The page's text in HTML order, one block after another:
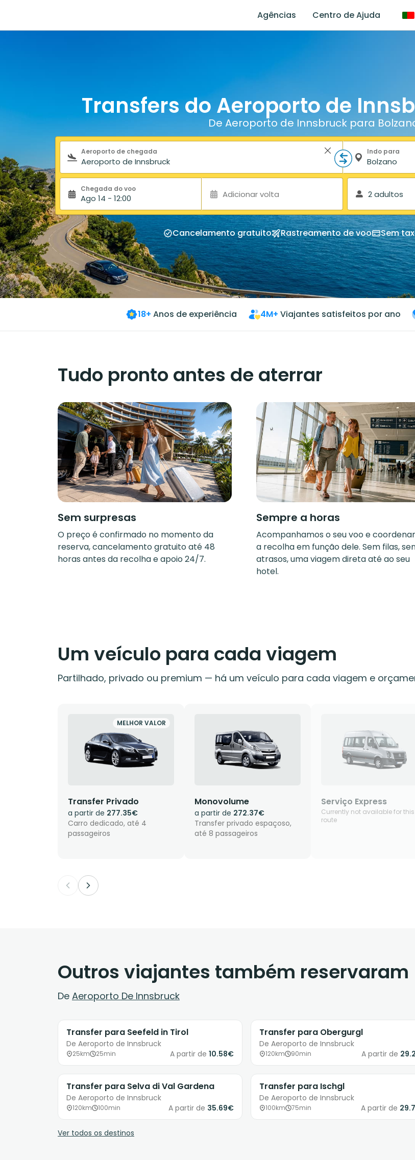
Agências Centro de Ajuda
Transfers do Aeroporto de
De Aeroporto de Innsbruck para
Formulário de pesquisa
Aeroporto de chegada Indo para
Chegada do voo
Ago 14 - 12:00 Adicionar volta 2 adultos
Cancelamento gratuito Rastreamento de voo Sem
18+ Anos de experiência 4M+ Viajantes satisfeitos por ano
Tudo pronto antes de aterrar
Sem surpresas
O preço é confirmado no momento da
reserva, cancelamento gratuito até 48
horas antes da recolha e apoio 24/7.
Sempre a horas
Acompanhamos o seu voo e
a recolha em função dele. Sem filas,
atrasos, uma viagem direta até ao seu
hotel.
Um veículo para cada viagem
Partilhado, privado ou premium — há um veículo para cada viagem e
MELHOR VALOR
Transfer Privado
a partir de 277.35€
Carro dedicado, até 4
passageiros
Monovolume
a partir de 272.37€
Transfer privado espaçoso,
até 8 passageiros
Serviço Express
Currently not available for this
route
Outros viajantes também reservaram
De Aeroporto De Innsbruck
Transfer para Seefeld in Tirol
De Aeroporto de Innsbruck
25km 25min A partir de 10.58€
Transfer para Obergurgl
De Aeroporto de Innsbruck
120km 90min A partir de
Transfer para Selva di Val Gardena
De Aeroporto de Innsbruck
120km 100min A partir de 35.69€
Transfer para Ischgl
De Aeroporto de Innsbruck
100km 75min A partir de
Ver todos os destinos